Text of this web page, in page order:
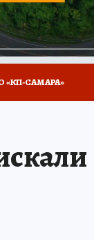
«КП-САМАРА»
ДЕНЬ ПОБЕДЫ